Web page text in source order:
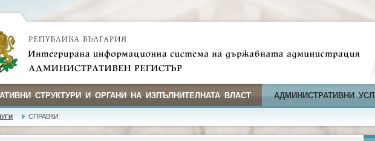
СТРУКТУРИ И ОРГАНИ НА ИЗПЪЛНИТЕЛНАТА ВЛАСТ АДМИНИСТРАТИВНИ
СПРАВКИ